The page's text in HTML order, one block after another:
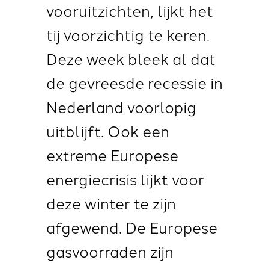
vooruitzichten, lijkt het
tij voorzichtig te keren.
Deze week bleek al dat
de gevreesde recessie in
Nederland voorlopig
uitblijft. Ook een
extreme Europese
energiecrisis lijkt voor
deze winter te zijn
afgewend. De Europese
gasvoorraden zijn